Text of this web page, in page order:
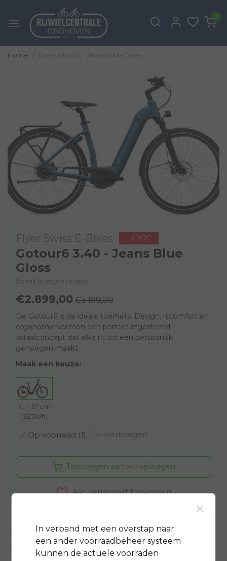
0
Home Gotour6 3.40 - Jeans Blue Gloss
Flyer Swiss E-Bikes - €300
Gotour6 3.40 - Jeans Blue
Gloss
Schrijf je eigen review
€2.899,00 €3.199,00
De Gotour6 is de ideale toerfiets. Design, rijcomfort en
ergonomie vormen een perfect afgestemd
totaalconcept dat elke rit tot een persoonlijk
genoegen maakt.
Maak een keuze:
XL - 57 cm
(625Wh)
Op voorraad (1) 1-4 werkdagen
Toevoegen aan winkelwagen
Aan verlanglijst toevoegen
Standaard 3 jaargarantie op bijna alle fietsen
GRATIS
servicepakket t.w.v. minimaal € 150,-
×
In verband met een overstap naar
een ander voorraadbeheer systeem
kunnen de actuele voorraden